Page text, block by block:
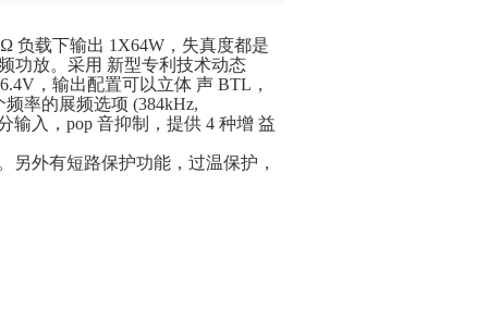
负载下输出 1X64W，失真度都是
功放。采用 新型专利技术动态
，输出配置可以立体 声 BTL，
率的展频选项 (384kHz,
输入，pop 音抑制，提供 4 种增 益
另外有短路保护功能，过温保护，